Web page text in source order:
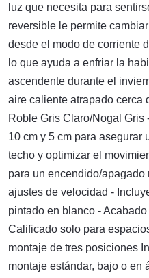
luz que necesita para
reversible le permite
desde el modo de corriente
lo que ayuda a enfriar la
ascendente durante el
aire caliente atrapado cerca
Roble Gris Claro/Nogal
10 cm y 5 cm para asegurar
techo y optimizar el
para un encendido/
ajustes de velocidad -
pintado en blanco -
Calificado solo para
montaje de tres posiciones
montaje estándar, bajo o en